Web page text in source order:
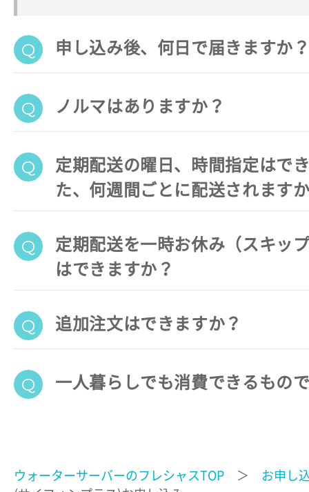
申し込み後、何日で届きますか
ノルマはありますか？
定期配送の曜日、時間指定はで
た、何週間ごとに配送されます
定期配送を一時お休み（スキッ
はできますか？
追加注文はできますか？
一人暮らしでも消費できるもの
ウォーターサーバーのフレシャスTOP ＞
お申し